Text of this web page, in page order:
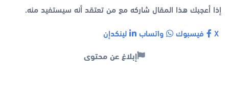
إذا أعجبك هذا المقال شاركه مع من تعتقد أنه سيستفيد منه.
فيسبوك واتساب لينكدإن
إبلاغ عن محتوى